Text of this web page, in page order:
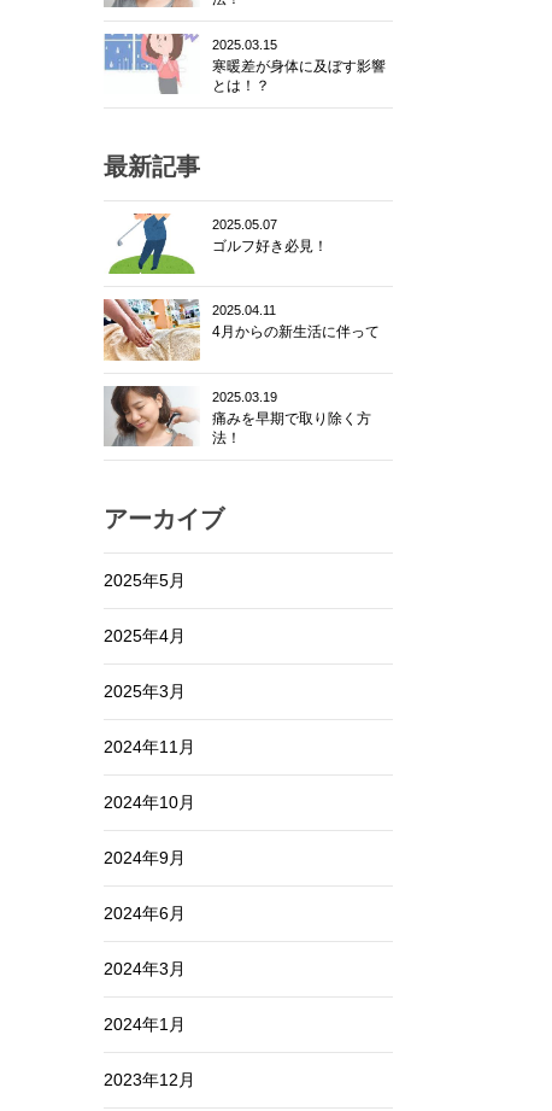
2025.03.15
寒暖差が身体に及ぼす影響
とは！？
最新記事
2025.05.07
ゴルフ好き必見！
2025.04.11
4月からの新生活に伴って
2025.03.19
痛みを早期で取り除く方
法！
アーカイブ
2025年5月
2025年4月
2025年3月
2024年11月
2024年10月
2024年9月
2024年6月
2024年3月
2024年1月
2023年12月